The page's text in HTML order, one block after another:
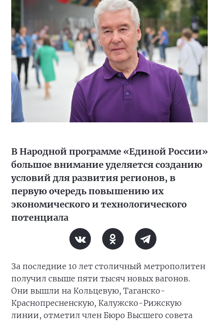
В Народной программе «Единой России»
большое внимание уделяется созданию
условий для развития регионов, в
первую очередь повышению их
экономического и технологического
потенциала
За последние 10 лет столичный метрополитен
получил свыше пяти тысяч новых вагонов.
Они вышли на Кольцевую, Таганско-
Краснопресненскую, Калужско-Рижскую
линии, отметил член Бюро Высшего совета